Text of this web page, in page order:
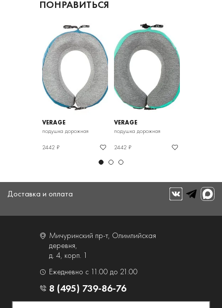
ПОНРАВИТЬСЯ
VERAGE
подушка дорожная
2442 ₽
VERAGE
подушка дорожная
2442 ₽
Доставка и оплата
Мичуринский пр-т, Олимпийская
деревня,
д. 4, корп. 1
Ежедневно с 11.00 до 21.00
8 (495) 739-86-76